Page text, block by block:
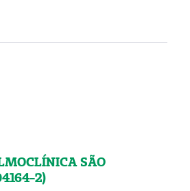
SÃO
2)